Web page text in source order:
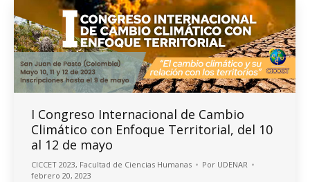
I Congreso Internacional de Cambio
Climático con Enfoque Territorial, del 10
al 12 de mayo
CICCET 2023, Facultad de Ciencias Humanas Por UDENAR
febrero 20, 2023